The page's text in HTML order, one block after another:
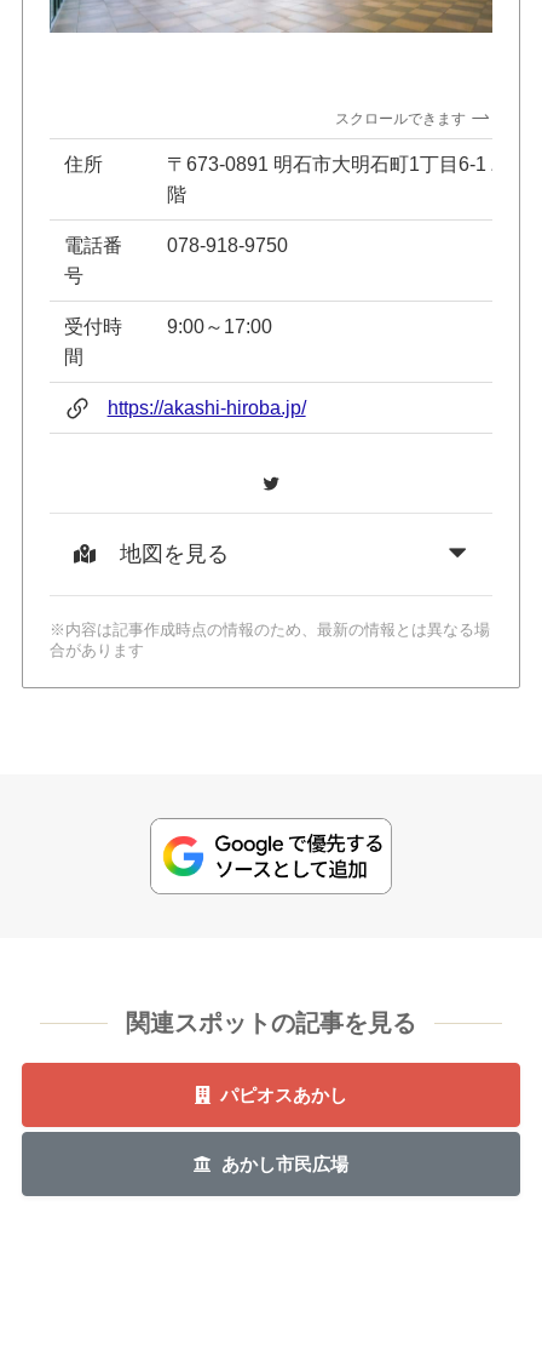
スクロールできます
住所
〒673-0891 明石市大明石町1丁目6-1 パピ
階
電話番
号
078-918-9750
受付時
間
9:00～17:00
https://akashi-hiroba.jp/
Twitter
地図を見る
※内容は記事作成時点の情報のため、最新の情報とは異なる場
合があります
関連スポットの記事を見る
パピオスあかし
あかし市民広場